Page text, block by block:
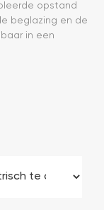
opstand
beglazing en de
in een